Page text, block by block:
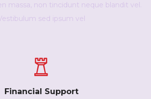
massa, non tincidunt neque blandit vel.
sed ipsum vel
Financial Support